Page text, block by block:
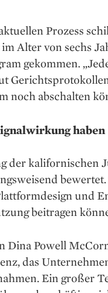
Prozess
Alter von sechs
gekommen.
noch abschalten
haben
der kalifornischen
und
beitragen
Dina Powell
das
Ein großer